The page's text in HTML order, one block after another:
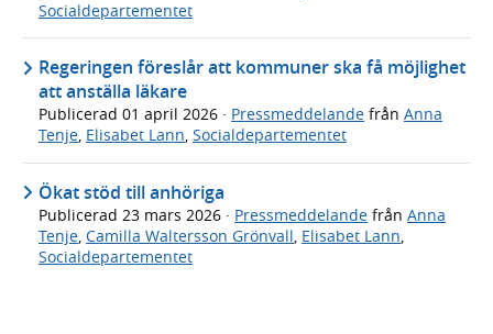
Socialdepartementet
Regeringen föreslår att kommuner ska få möjlighet
att anställa läkare
Publicerad 01 april 2026 · Pressmeddelande från Anna
Tenje, Elisabet Lann, Socialdepartementet
Ökat stöd till anhöriga
Publicerad 23 mars 2026 · Pressmeddelande från Anna
Tenje, Camilla Waltersson Grönvall, Elisabet Lann,
Socialdepartementet